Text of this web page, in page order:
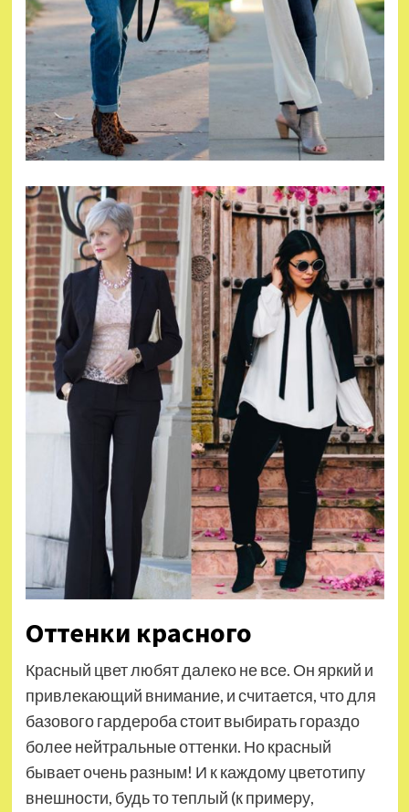
Оттенки красного
Красный цвет любят далеко не все. Он яркий и
привлекающий внимание, и считается, что для
базового гардероба стоит выбирать гораздо
более нейтральные оттенки. Но красный
бывает очень разным! И к каждому цветотипу
внешности, будь то теплый (к примеру,